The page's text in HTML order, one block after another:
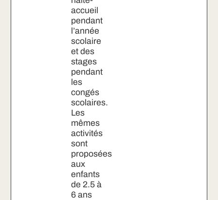
accueil
pendant
l’année
scolaire
et des
stages
pendant
les
congés
scolaires.
Les
mêmes
activités
sont
proposées
aux
enfants
de 2.5 à
6 ans